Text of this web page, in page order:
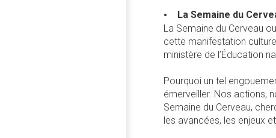
La Semaine du
La Semaine du Cerveau
cette manifestation
ministère de l’Éducation
Pourquoi un tel
émerveiller. Nos actions,
Semaine du Cerveau,
les avancées, les enjeux